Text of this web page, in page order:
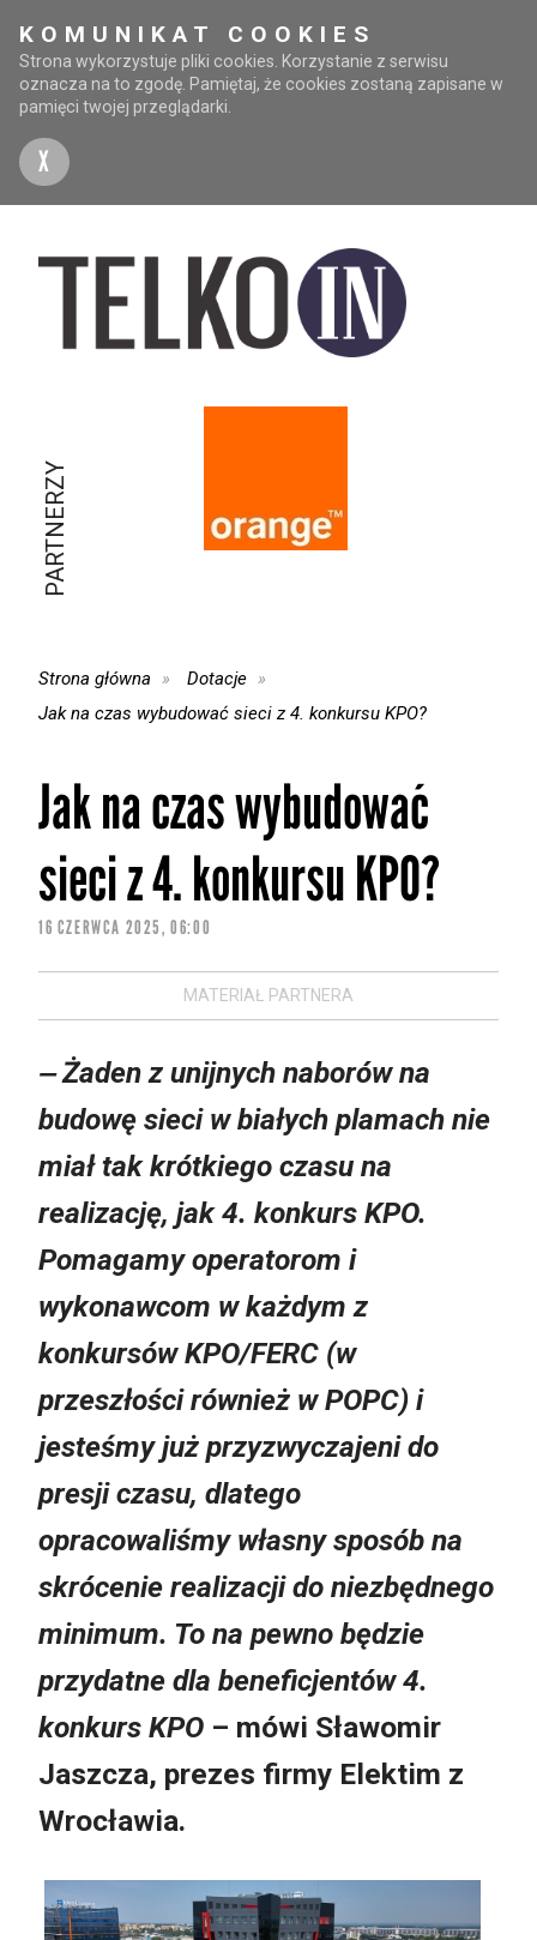
KOMUNIKAT COOKIES
Strona wykorzystuje pliki cookies. Korzystanie z serwisu
oznacza na to zgodę. Pamiętaj, że cookies zostaną zapisane w
pamięci twojej przeglądarki.
X
PARTNERZY
Strona główna
Dotacje
Jak na czas wybudować sieci z 4. konkursu KPO?
Jak na czas wybudować
sieci z 4. konkursu KPO?
16 CZERWCA 2025, 06:00
MATERIAŁ PARTNERA
‒ Żaden z unijnych naborów na
budowę sieci w białych plamach nie
miał tak krótkiego czasu na
realizację, jak 4. konkurs KPO.
Pomagamy operatorom i
wykonawcom w każdym z
konkursów KPO/FERC (w
przeszłości również w POPC) i
jesteśmy już przyzwyczajeni do
presji czasu, dlatego
opracowaliśmy własny sposób na
skrócenie realizacji do niezbędnego
minimum. To na pewno będzie
przydatne dla beneficjentów 4.
konkurs KPO – mówi Sławomir
Jaszcza, prezes firmy Elektim z
Wrocławia.